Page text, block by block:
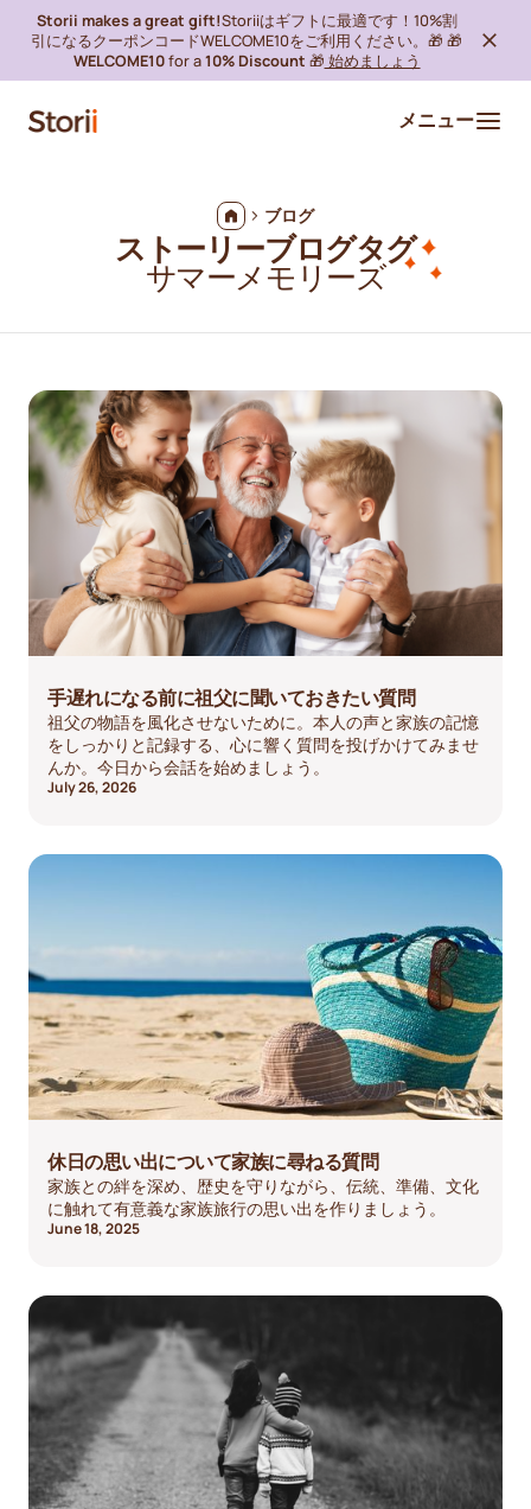
Storii makes a great gift!Storiiはギフトに最適です！10%割
引になるクーポンコードWELCOME10をご利用ください。🎁 🎁
WELCOME10for a10% Discount 🎁 始めましょう
メニュー
ブログ
ストーリーブログタグ
サマーメモリーズ
手遅れになる前に祖父に聞いておきたい質問
祖父の物語を風化させないために。本人の声と家族の記憶
をしっかりと記録する、心に響く質問を投げかけてみませ
んか。今日から会話を始めましょう。
July 26, 2026
休日の思い出について家族に尋ねる質問
家族との絆を深め、歴史を守りながら、伝統、準備、文化
に触れて有意義な家族旅行の思い出を作りましょう。
June 18, 2025